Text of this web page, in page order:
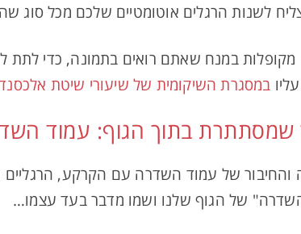
לשנות הרגלים אוטומטיים שלכם מכל סוג
מקופלות במנח שאתם רואים בתמונה, כדי לתת
במסגרת השיקומית של שיעורי שיטת
שמסתתרת בתוך הגוף: עמוד
של עמוד השדרה עם הקרקע, הרגליים
של הגוף שלנו ושמו מדבר בעד עצמו…